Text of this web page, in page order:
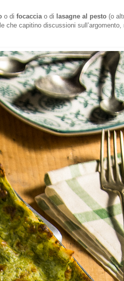
o di focacciao di lasagne al pesto (o
che capitino discussioni